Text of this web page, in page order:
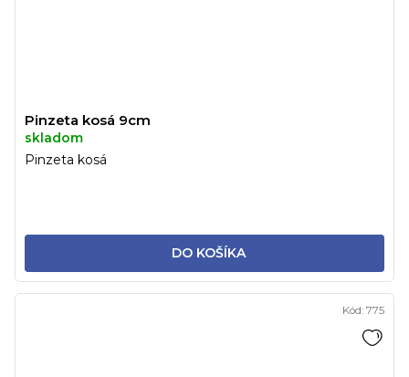
Pinzeta kosá 9cm
skladom
DO KOŠÍKA
Pinzeta kosá
Kód: 775